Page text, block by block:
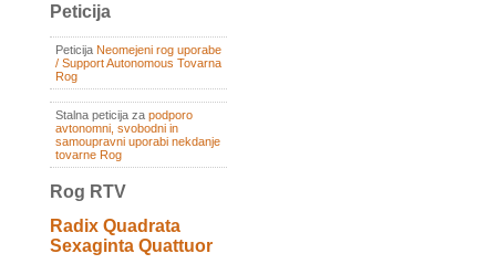
Peticija
Peticija Neomejeni rog uporabe
/ Support Autonomous Tovarna
Rog
Stalna peticija za podporo
avtonomni, svobodni in
samoupravni uporabi nekdanje
tovarne Rog
Rog RTV
Radix Quadrata
Sexaginta Quattuor